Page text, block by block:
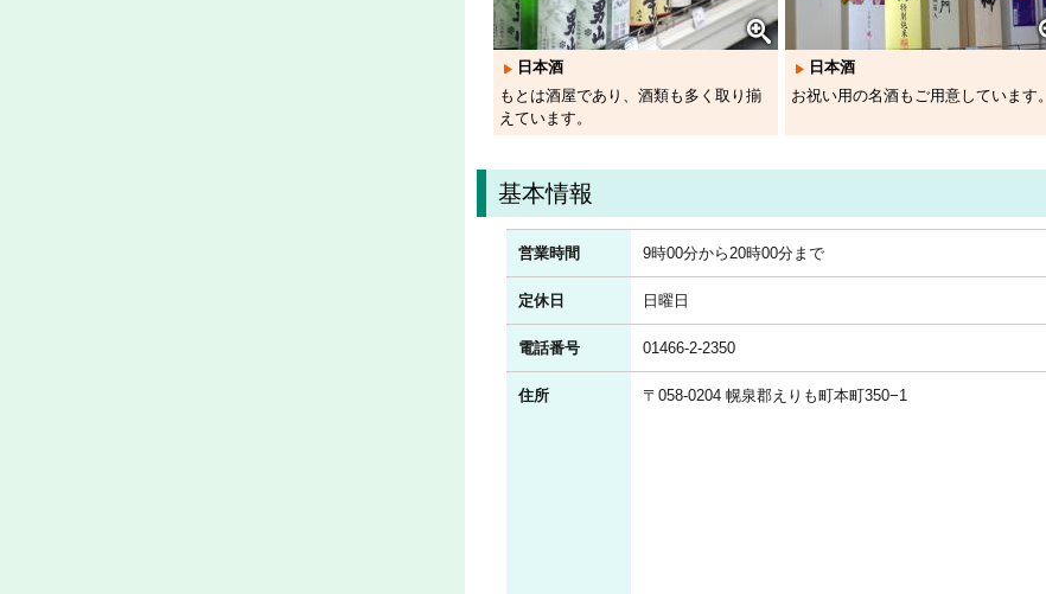
日本酒
もとは酒屋であり、酒類も多く取り揃
えています。
日本酒
お祝い用の名酒もご用意しています。
基本情報
営業時間 9時00分から20時00分まで
定休日 日曜日
電話番号 01466-2-2350
住所 〒058-0204 幌泉郡えりも町本町350−1